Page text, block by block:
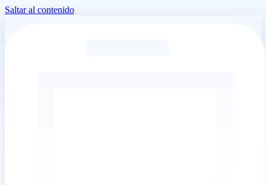
Saltar al contenido